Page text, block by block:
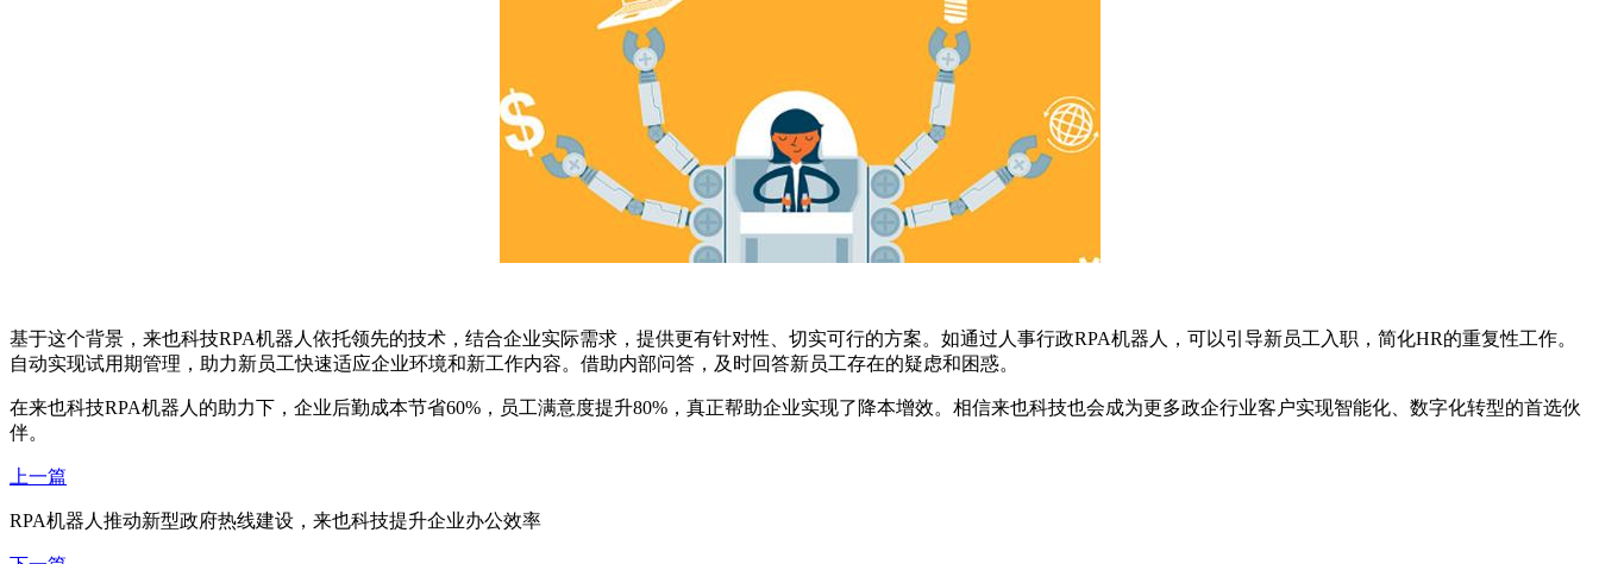
基于这个背景，来也科技RPA机器人依托领先的技术，结合企业实际需求，提供更有针对性、切实可行的方案。如通过人事行政RPA机器人，可以引导新员工入职，简化HR的重复性工作。
自动实现试用期管理，助力新员工快速适应企业环境和新工作内容。借助内部问答，及时回答新员工存在的疑虑和困惑。
在来也科技RPA机器人的助力下，企业后勤成本节省60%，员工满意度提升80%，真正帮助企业实现了降本增效。相信来也科技也会成为更多政企行业客户实现智能化、数字化转型的首选伙
伴。
上一篇
RPA机器人推动新型政府热线建设，来也科技提升企业办公效率